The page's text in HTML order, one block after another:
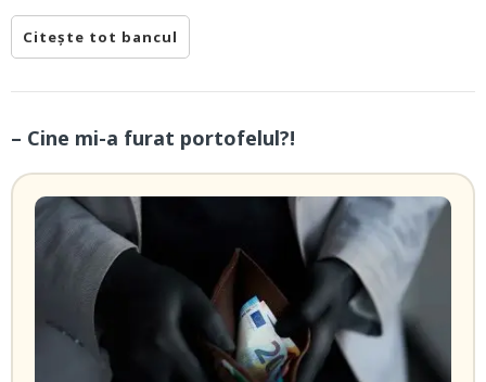
Citește tot bancul
– Cine mi-a furat portofelul?!